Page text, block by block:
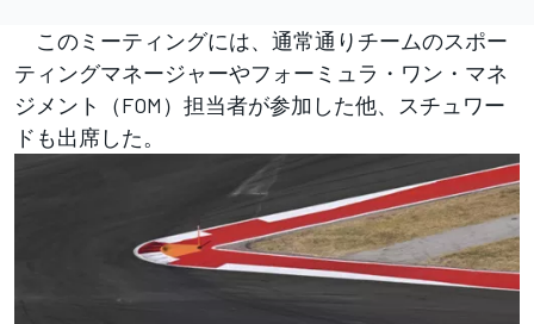
このミーティングには、通常通りチームのスポー
ティングマネージャーやフォーミュラ・ワン・マネ
ジメント（FOM）担当者が参加した他、スチュワー
ドも出席した。